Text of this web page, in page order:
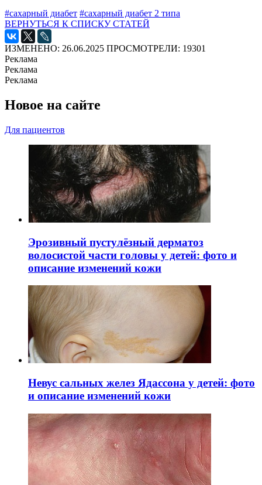
#сахарный диабет #сахарный диабет 2 типа
ВЕРНУТЬСЯ К СПИСКУ СТАТЕЙ
ИЗМЕНЕНО: 26.06.2025 ПРОСМОТРЕЛИ: 19301
Реклама
Реклама
Реклама
Новое на сайте
Для пациентов
Эрозивный пустулёзный дерматоз
волосистой части головы у детей: фото и
описание изменений кожи
Невус сальных желез Ядассона у детей: фото
и описание изменений кожи